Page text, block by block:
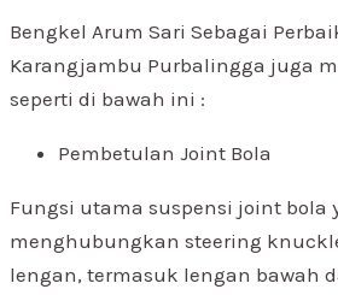
Bengkel Arum Sari Sebagai
Karangjambu Purbalingga juga
seperti di bawah ini :
Pembetulan Joint Bola
Fungsi utama suspensi joint bola
menghubungkan steering
lengan, termasuk lengan bawah